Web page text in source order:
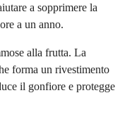
a sopprimere la
a un anno.
alla frutta. La
forma un rivestimento
il gonfiore e protegge